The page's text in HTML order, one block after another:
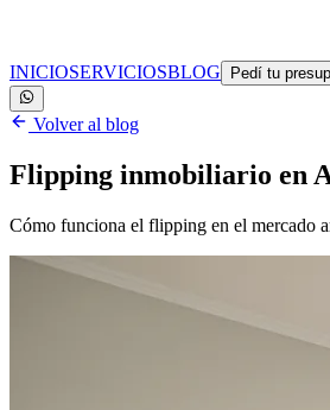
INICIOSERVICIOSBLOG Pedí tu
Volver al blog
Flipping inmobiliario en
Cómo funciona el flipping en el mercado